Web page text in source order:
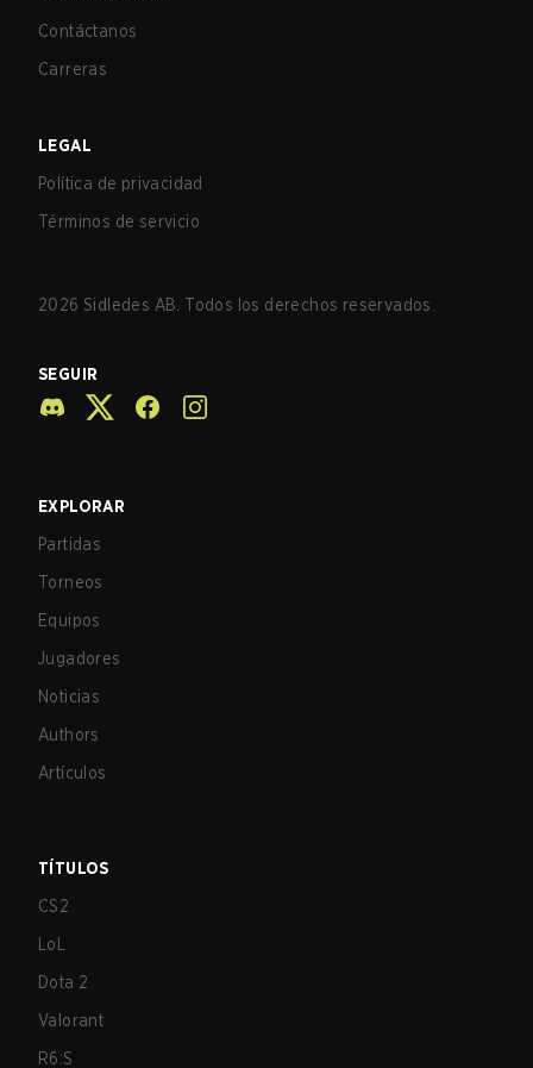
Contáctanos
Carreras
LEGAL
Política de privacidad
Términos de servicio
2026 Sidledes AB. Todos los derechos reservados.
SEGUIR
EXPLORAR
Partidas
Torneos
Equipos
Jugadores
Noticias
Authors
Artículos
TÍTULOS
CS2
LoL
Dota 2
Valorant
R6:S